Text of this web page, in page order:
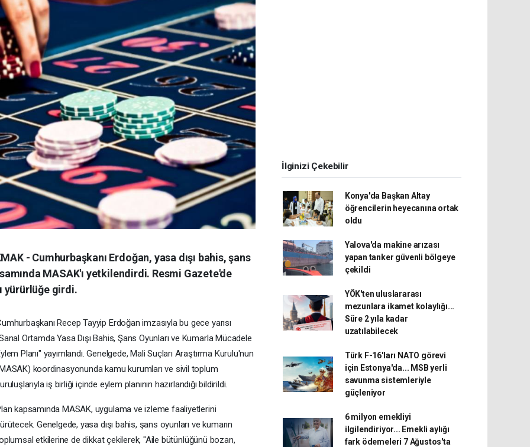
- Cumhurbaşkanı Erdoğan, yasa dışı bahis, şans
MASAK'ı yetkilendirdi. Resmi Gazete'de
yürürlüğe girdi.
Recep Tayyip Erdoğan imzasıyla bu gece yarısı
Ortamda Yasa Dışı Bahis, Şans Oyunları ve Kumarla Mücadele
Planı" yayımlandı. Genelgede, Mali Suçları Araştırma Kurulu'nun
koordinasyonunda kamu kurumları ve sivil toplum
iş birliği içinde eylem planının hazırlandığı bildirildi.
kapsamında MASAK, uygulama ve izleme faaliyetlerini
Genelgede, yasa dışı bahis, şans oyunları ve kumarın
etkilerine de dikkat çekilerek, "Aile bütünlüğünü bozan,
İlginizi Çekebilir
Konya'da Başkan Altay
öğrencilerin heyecanına ortak
oldu
Yalova'da makine arızası
yapan tanker güvenli bölgeye
çekildi
YÖK'ten uluslararası
mezunlara ikamet kolaylığı...
Süre 2 yıla kadar
uzatılabilecek
Türk F-16'ları NATO görevi
için Estonya'da... MSB yerli
savunma sistemleriyle
güçleniyor
6 milyon emekliyi
ilgilendiriyor... Emekli aylığı
fark ödemeleri 7 Ağustos'ta